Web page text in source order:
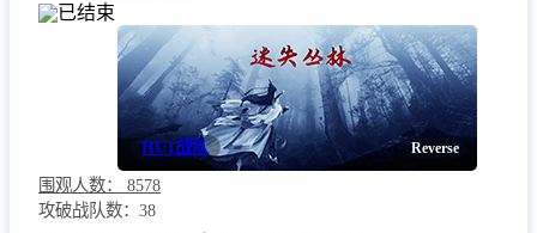
已结束
Reverse
HU1战队
围观人数：
8578
攻破战队数：38